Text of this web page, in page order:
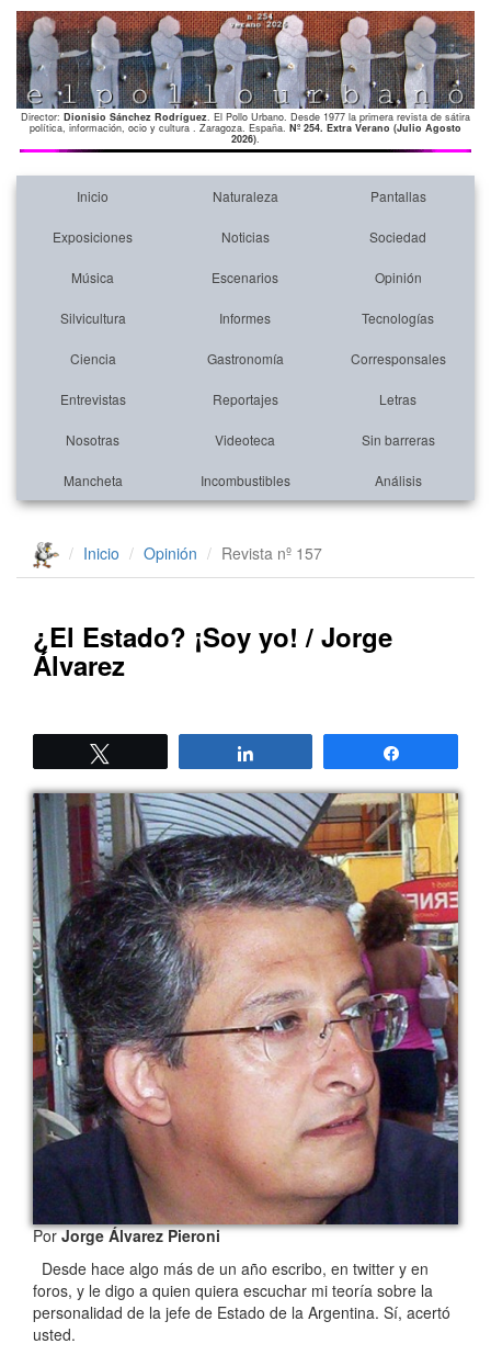
Director: Dionisio Sánchez Rodríguez. El Pollo Urbano. Desde 1977 la primera revista de sátira
política, información, ocio y cultura . Zaragoza. España. Nº 254. Extra Verano (Julio Agosto
2026).
Inicio Naturaleza Pantallas
Exposiciones Noticias Sociedad
Música Escenarios Opinión
Silvicultura Informes Tecnologías
Ciencia Gastronomía Corresponsales
Entrevistas Reportajes Letras
Nosotras Videoteca Sin barreras
Mancheta Incombustibles Análisis
Inicio Opinión Revista nº 157
¿El Estado? ¡Soy yo! / Jorge
Álvarez
PorJorge Álvarez Pieroni
Desde hace algo más de un año escribo, en twitter y en
foros, y le digo a quien quiera escuchar mi teoría sobre la
personalidad de la jefe de Estado de la Argentina. Sí, acertó
usted.